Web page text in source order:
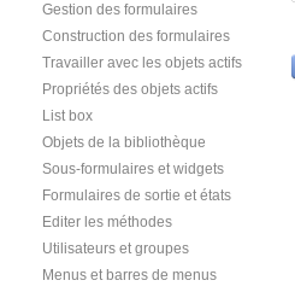
Gestion des formulaires
Construction des formulaires
Travailler avec les objets actifs
Propriétés des objets actifs
List box
Objets de la bibliothèque
Sous-formulaires et widgets
Formulaires de sortie et états
Editer les méthodes
Utilisateurs et groupes
Menus et barres de menus